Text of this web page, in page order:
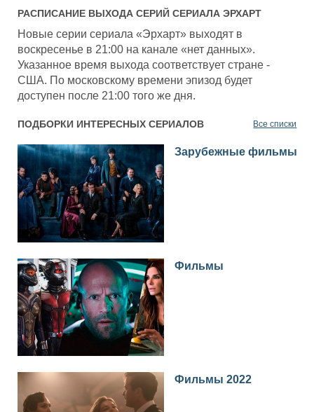
РАСПИСАНИЕ ВЫХОДА СЕРИЙ СЕРИАЛА ЭРХАРТ
Новые серии сериала «Эрхарт» выходят в
воскресенье в 21:00 на канале «нет данных».
Указанное время выхода соответствует стране -
США. По московскому времени эпизод будет
доступен после 21:00 того же дня.
ПОДБОРКИ ИНТЕРЕСНЫХ СЕРИАЛОВ Все списки
Зарубежные фильмы
Фильмы
Фильмы 2022